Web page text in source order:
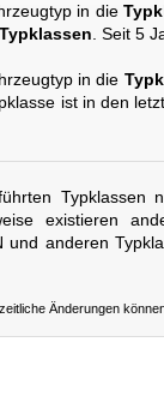
in die
. Seit 5
in die
ist in den
Typklassen
existieren
und anderen
Änderungen